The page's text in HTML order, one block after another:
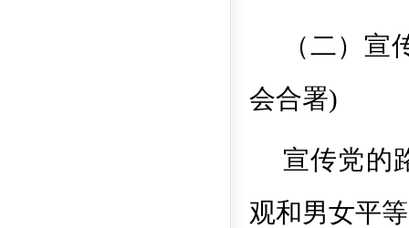
（二）宣
会合署)
宣传党的
观和男女平